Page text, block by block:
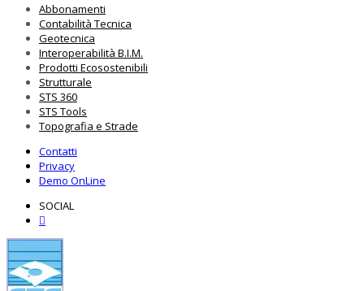
Abbonamenti
Contabilità Tecnica
Geotecnica
Interoperabilità B.I.M.
Prodotti Ecosostenibili
Strutturale
STS 360
STS Tools
Topografia e Strade
Contatti
Privacy
Demo OnLine
SOCIAL